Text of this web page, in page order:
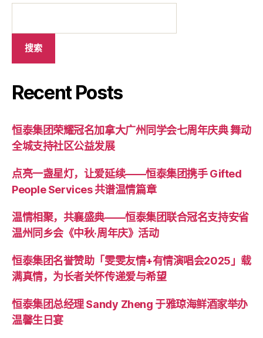
搜索
Recent Posts
恒泰集团荣耀冠名加拿大广州同学会七周年庆典 舞动
全城支持社区公益发展
点亮一盏星灯，让爱延续——恒泰集团携手 Gifted
People Services 共谱温情篇章
温情相聚，共襄盛典——恒泰集团联合冠名支持安省
温州同乡会《中秋·周年庆》活动
恒泰集团名誉赞助「雯雯友情+有情演唱会2025」载
满真情，为长者关怀传递爱与希望
恒泰集团总经理 Sandy Zheng 于雅琼海鲜酒家举办
温馨生日宴